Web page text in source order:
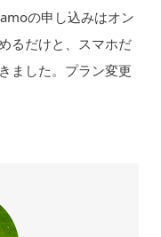
の申し込みはオン
るだけと、スマホだ
ました。プラン変更